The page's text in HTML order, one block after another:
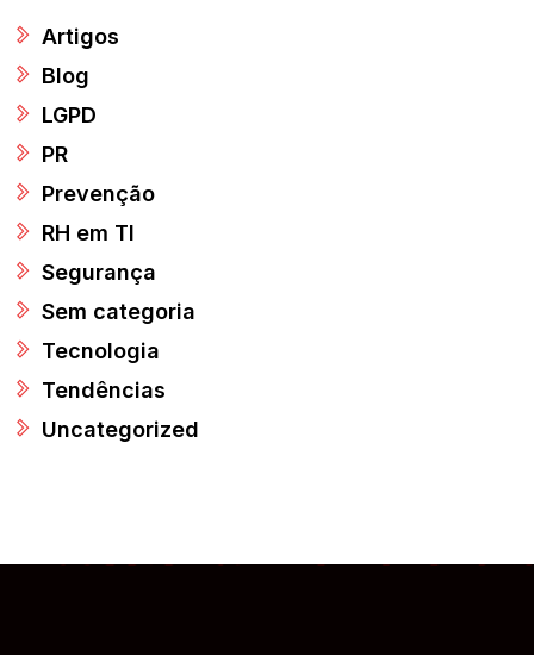
Artigos
Blog
LGPD
PR
Prevenção
RH em TI
Segurança
Sem categoria
Tecnologia
Tendências
Uncategorized